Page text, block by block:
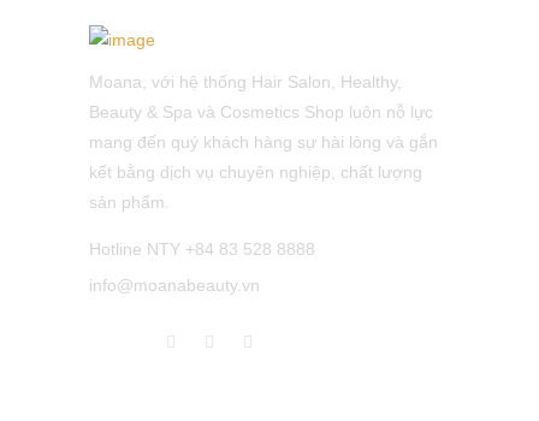
Moana, với hệ thống Hair Salon, Healthy,
Beauty & Spa và Cosmetics Shop luôn nỗ lực
mang đến quý khách hàng sự hài lòng và gắn
kết bằng dịch vụ chuyên nghiệp, chất lượng
sản phẩm.
Hotline NTY +84 83 528 8888
info@moanabeauty.vn